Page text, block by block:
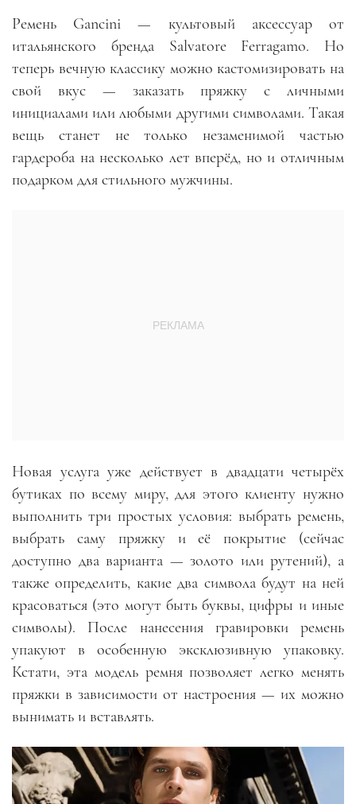
Ремень Gancini — культовый аксессуар от
итальянского бренда Salvatore Ferragamo. Но
теперь вечную классику можно кастомизировать на
свой вкус — заказать пряжку с личными
инициалами или любыми другими символами. Такая
вещь станет не только незаменимой частью
гардероба на несколько лет вперёд, но и отличным
подарком для стильного мужчины.
Новая услуга уже действует в двадцати четырёх
бутиках по всему миру, для этого клиенту нужно
выполнить три простых условия: выбрать ремень,
выбрать саму пряжку и её покрытие (сейчас
доступно два варианта — золото или рутений), а
также определить, какие два символа будут на ней
красоваться (это могут быть буквы, цифры и иные
символы). После нанесения гравировки ремень
упакуют в особенную эксклюзивную упаковку.
Кстати, эта модель ремня позволяет легко менять
пряжки в зависимости от настроения — их можно
вынимать и вставлять.